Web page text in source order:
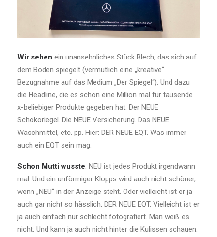
Wir sehen ein unansehnliches Stück Blech, das sich auf
dem Boden spiegelt (vermutlich eine „kreative“
Bezugnahme auf das Medium „Der Spiegel“). Und dazu
die Headline, die es schon eine Million mal für tausende
x-beliebiger Produkte gegeben hat: Der NEUE
Schokoriegel. Die NEUE Versicherung. Das NEUE
Waschmittel, etc. pp. Hier: DER NEUE EQT. Was immer
auch ein EQT sein mag.
Schon Mutti wusste: NEU ist jedes Produkt irgendwann
mal. Und ein unförmiger Klopps wird auch nicht schöner,
wenn „NEU“ in der Anzeige steht. Oder vielleicht ist er ja
auch gar nicht so hässlich, DER NEUE EQT. Vielleicht ist er
ja auch einfach nur schlecht fotografiert. Man weiß es
nicht. Und kann ja auch nicht hinter die Kulissen schauen.